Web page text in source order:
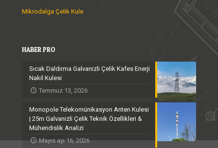
Mikrodalga Çelik Kule
HABER PRO
Sıcak Daldırma Galvanizli Çelik Kafes Enerji
Nakil Kulesi
Temmuz 13, 2026
Monopole Telekomünikasyon Anten Kulesi
| 25m Galvanizli Çelik Teknik Özellikleri &
Mühendislik Analizi
Mayıs ayı 16, 2026